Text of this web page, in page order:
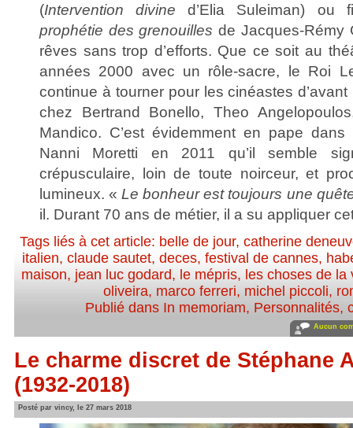
(Intervention divine d’Elia Suleiman) ou
prophétie des grenouilles de Jacques-Rémy
rêves sans trop d’efforts. Que ce soit au
années 2000 avec un rôle-sacre, le Roi
continue à tourner pour les cinéastes d’avant
chez Bertrand Bonello, Theo
Mandico. C’est évidemment en pape dans
Nanni Moretti en 2011 qu’il semble
crépusculaire, loin de toute noirceur, et
lumineux. «Le bonheur est toujours une
il. Durant 70 ans de métier, il a su appliquer
Tags liés à cet article: belle de jour, catherine
italien, claude sautet, deces, festival de cannes,
maison, jean luc godard, le mépris, les choses de la
oliveira, marco ferreri, michel piccoli,
Publié dans In memoriam, Personnalités,
Aucun
Le charme discret de Stéphane
(1932-2018)
Posté par vincy, le 27 mars 2018